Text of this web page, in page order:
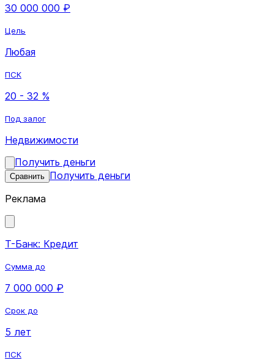
30 000 000 ₽
Цель
Любая
ПСК
20 - 32 %
Под залог
Недвижимости
Получить деньги
Сравнить Получить деньги
Реклама
Т-Банк: Кредит
Сумма до
7 000 000 ₽
Срок до
5 лет
ПСК